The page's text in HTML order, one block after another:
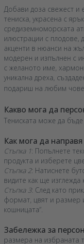
Добави доза свежест и
тениска, украсена с
средиземноморската
илюстрации с плодове,
акценти в нюанси на
модерен и изпълнен с
с желаното име,
уникална дреха,
подариш на любим
Какво мога да
Тениската може да
Как мога да
Стъпка 1: Попълнете
продукта и изберете
Стъпка 2: Натиснете
видите как ще изглежда
Стъпка 3: След като
формат, цвят и размер
кошницата“.
Забележка за
размера на избраната